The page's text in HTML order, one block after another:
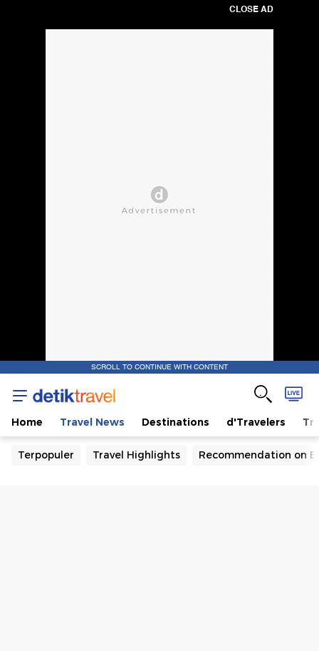
CLOSE AD
SCROLL TO CONTINUE WITH CONTENT
Home Travel News Destinations d'Travelers
Terpopuler Travel Highlights Recommendation on